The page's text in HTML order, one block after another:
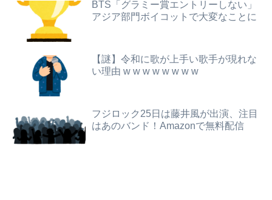
【画像】ショタガキ、姉がエ●すぎて精通
長瀬智也さん、バイク画像を投稿するも見た目が汚らしいとネットの女性たちから批判…謝罪
みいちゃん、セコカンになる
BTS「グラミー賞エントリーしない」
アジア部門ボイコットで大変なことに
【謎】令和に歌が上手い歌手が現れな
い理由 w w w w w w w w
フジロック25日は藤井風が出演、注目
はあのバンド！Amazonで無料配信